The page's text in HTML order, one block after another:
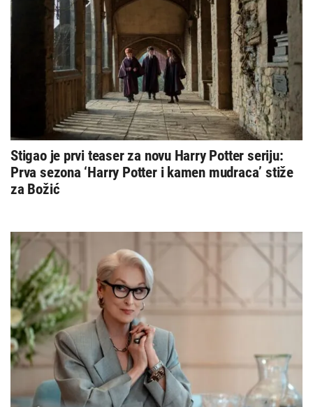
Stigao je prvi teaser za novu Harry Potter seriju:
Prva sezona ‘Harry Potter i kamen mudraca’ stiže
za Božić